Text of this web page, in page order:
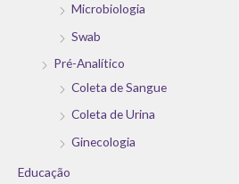
Microbiologia
Swab
Pré-Analítico
Coleta de Sangue
Coleta de Urina
Ginecologia
Educação